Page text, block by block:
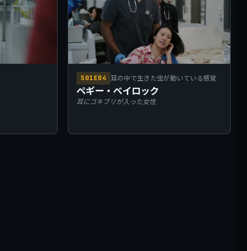
S01E04 耳の中で生きた虫が動いている感覚
ペギー・ベイロック
耳にゴキブリが入った女性